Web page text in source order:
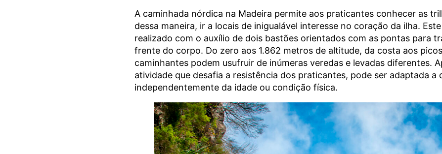
A caminhada nórdica na Madeira permite aos praticantes conhecer as
dessa maneira, ir a locais de inigualável interesse no coração da ilha.
realizado com o auxílio de dois bastões orientados com as pontas para
frente do corpo. Do zero aos 1.862 metros de altitude, da costa aos
caminhantes podem usufruir de inúmeras veredas e levadas diferentes.
atividade que desafia a resistência dos praticantes, pode ser adaptada a
independentemente da idade ou condição física.